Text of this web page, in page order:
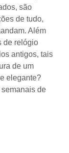
são
de tudo,
Além
de relógio
antigos, tais
de um
elegante?
de